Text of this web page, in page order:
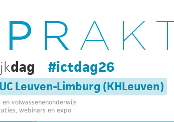
dag #ictdag26
Leuven-Limburg (KHLeuven)
volwassenenonderwijs
webinars en expo